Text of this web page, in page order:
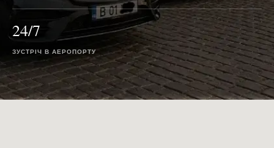
24/7
ЗУСТРІЧ В АЕРОПОРТУ